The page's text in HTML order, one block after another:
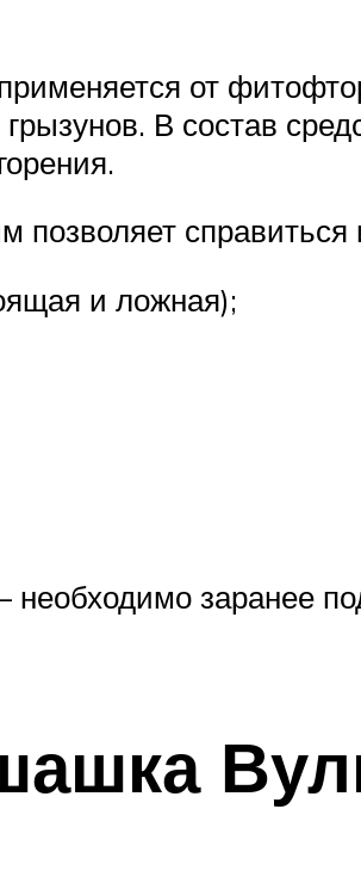
от
В состав
справиться
и ложная);
необходимо заранее